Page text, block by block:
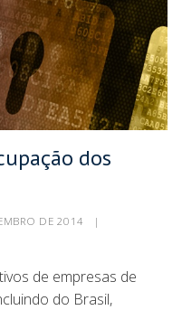
dos
DE 2014
|
de empresas de
do Brasil,